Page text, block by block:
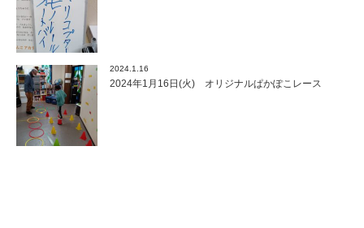
2024.1.16
2024年1月16日(火) オリジナルぱかぽこレース